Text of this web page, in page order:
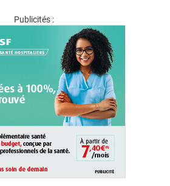
Publicités :